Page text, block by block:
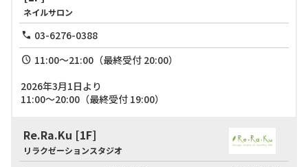
ネイルサロン
03-6276-0388
11:00～21:00（最終受付 20:00）
2026年3月1日より
11:00～20:00（最終受付 19:00）
Re.Ra.Ku [1F]
リラクゼーションスタジオ